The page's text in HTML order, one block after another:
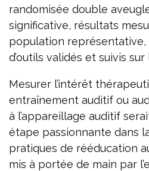
randomisée double
significative, résultats
population représentative,
d’outils validés et suivis
Mesurer l’intérêt
entraînement auditif ou
à l’appareillage auditif
étape passionnante dans
pratiques de rééducation
mis à portée de main par